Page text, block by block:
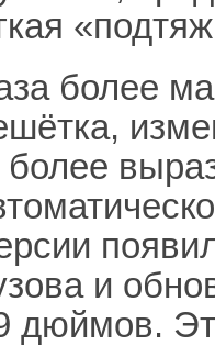
более
и
дюймов.